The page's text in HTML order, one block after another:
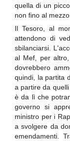
quella di un
non fino al
Il Tesoro, al
attendono di
sbilanciarsi.
al Mef, per
dovrebbero
quindi, la partita
a partire da
è da lì che
governo si
ministro per i
a svolgere da
emendamenti.